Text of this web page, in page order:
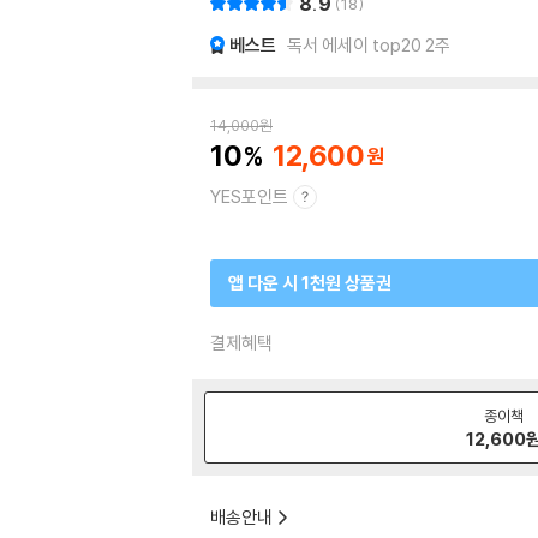
베스트 독서 에세이 top20 2주
14,000원
10 12,600
YES포인트
앱 다운 시 1천원 상품권
결제혜택
종이책
12,600
배송안내